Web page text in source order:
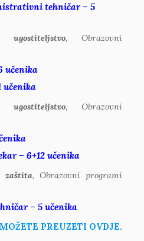
tehničar– 5
, Obrazovni
učenika
učenika
, Obrazovni
– 6+12 učenika
zaštita, Obrazovni programi
– 5 učenika
PREUZETI OVDJE.